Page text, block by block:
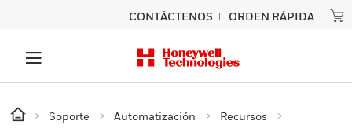
CONTÁCTENOS ORDEN RÁPIDA
Soporte Automatización
Recursos